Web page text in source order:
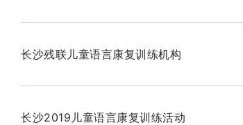
长沙残联儿童语言康复训练机构
长沙2019儿童语言康复训练活动